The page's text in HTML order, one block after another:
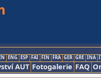
ENG ESP FAI FIN FRA GER GRE INA
AUT Fotogalerie FAQ